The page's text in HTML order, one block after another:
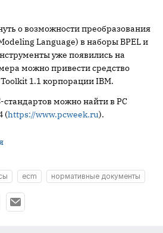
о возможности преобразования
Language) в наборы BPEL и
уже появились на
можно привести средство
1.1 корпорации IBM.
можно найти в PC
(https://www.pcweek.ru).
ecm нормативные документы